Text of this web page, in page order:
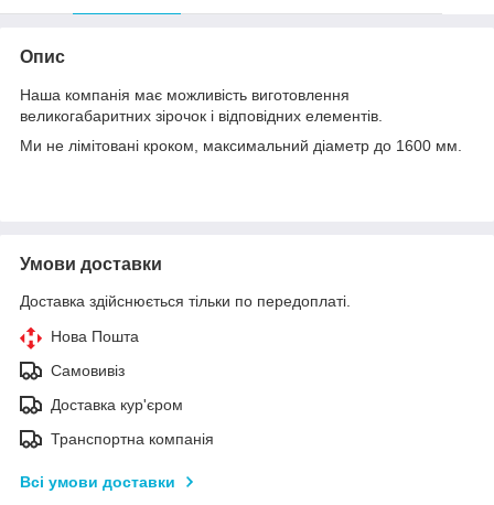
Опис
Наша компанія має можливість виготовлення
великогабаритних зірочок і відповідних елементів.
Ми не лімітовані кроком, максимальний діаметр до 1600 мм.
Умови доставки
Доставка здійснюється тільки по передоплаті.
Нова Пошта
Самовивіз
Доставка кур'єром
Транспортна компанія
Всі умови доставки